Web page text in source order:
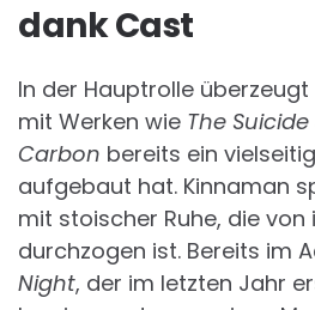
dank Cast
In der Hauptrolle
mit Werken wie The
Carbon bereits ein
aufgebaut hat. Kinnaman
mit stoischer Ruhe, die
durchzogen ist. Bereits im
Night, der im letzten Jahr